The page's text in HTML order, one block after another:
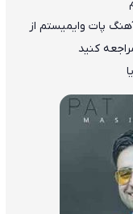
پات وایمیستم از
کنید